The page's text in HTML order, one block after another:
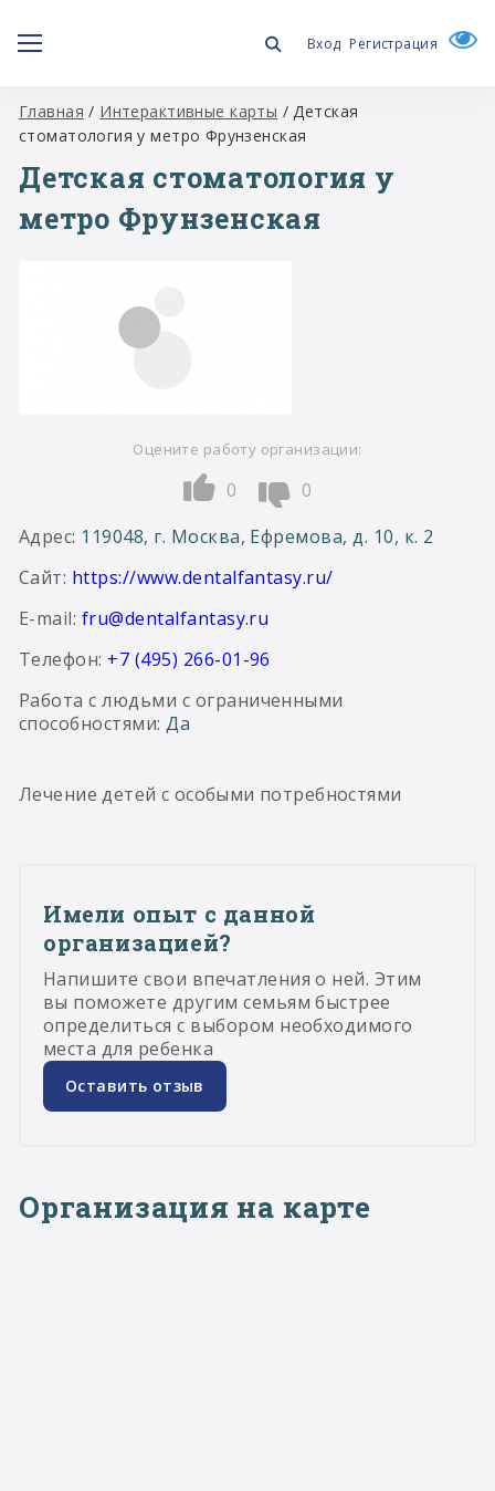
Вход Регистрация
Главная / Интерактивные карты / Детская
стоматология у метро Фрунзенская
Детская стоматология у
метро Фрунзенская
Оцените работу организации:
0
0
Адрес: 119048, г. Москва, Ефремова, д. 10, к. 2
Сайт: https://www.dentalfantasy.ru/
E-mail: fru@dentalfantasy.ru
Телефон: +7 (495) 266-01-96
Работа с людьми с ограниченными
способностями: Да
Лечение детей с особыми потребностями
Имели опыт с данной
организацией?
Напишите свои впечатления о ней. Этим
вы поможете другим семьям быстрее
определиться с выбором необходимого
места для ребенка
Оставить отзыв
Организация на карте